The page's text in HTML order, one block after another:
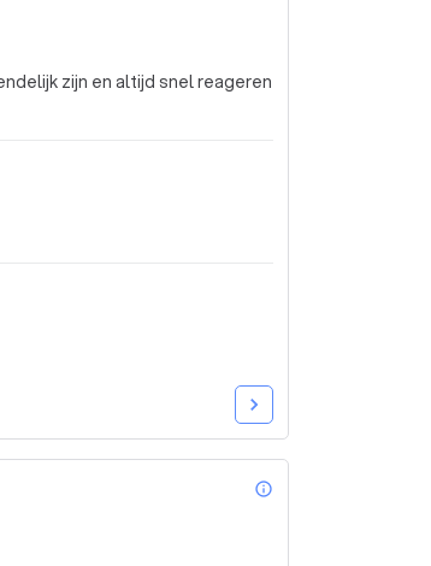
zijn en altijd snel reageren
info_outline